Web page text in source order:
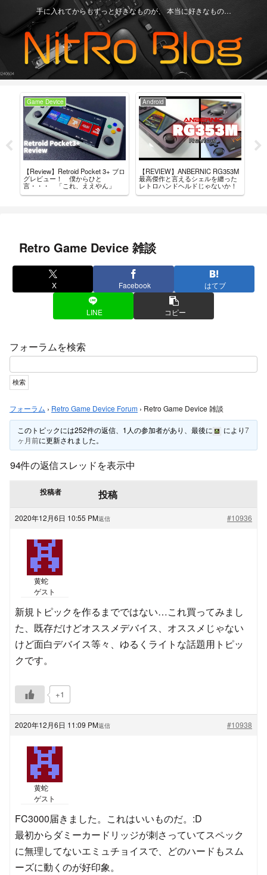
手に入れてからもずっと好きなものが、 本当に好きなもの…
Game Device
【Review】Retroid Pocket 3+ ブロ
グレビュー！ 僕からひと
言・・・ 「これ、ええやん」
Android
【REVIEW】ANBERNIC RG353M
最高傑作と言えるシェルを纏った
レトロハンドヘルドじゃないか！
Retro Game Device 雑談
X Facebook はてブ
LINE コピー
フォーラムを検索
フォーラム › Retro Game Device Forum › Retro Game Device 雑談
このトピックには252件の返信、1人の参加者があり、最後に により7
ヶ月前に更新されました。
94件の返信スレッドを表示中
投稿者 投稿
2020年12月6日 10:55 PM #10936
返信
黄蛇
ゲスト
新規トピックを作るまでではない…これ買ってみまし
た、既存だけどオススメデバイス、オススメじゃない
けど面白デバイス等々、ゆるくライトな話題用トピッ
クです。
+1
2020年12月6日 11:09 PM #10938
返信
黄蛇
ゲスト
FC3000届きました。これはいいものだ。:D
最初からダミーカードリッジが刺さっていてスペック
に無理してないエミュチョイスで、どのハードもスム
ーズに動くのが好印象。